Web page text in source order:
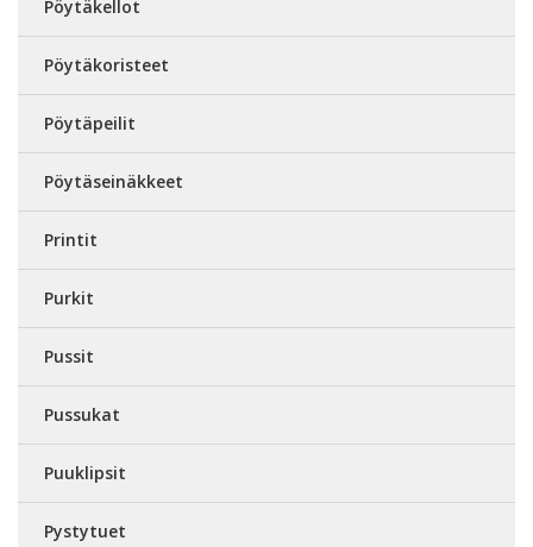
Pöytäkellot
Pöytäkoristeet
Pöytäpeilit
Pöytäseinäkkeet
Printit
Purkit
Pussit
Pussukat
Puuklipsit
Pystytuet